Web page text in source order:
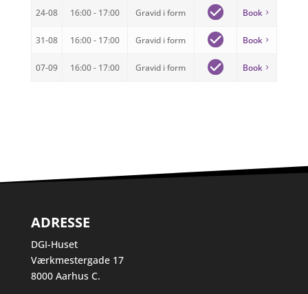
24-08 16:00 - 17:00 Gravid i form Book
31-08 16:00 - 17:00 Gravid i form Book
07-09 16:00 - 17:00 Gravid i form Book
ADRESSE
DGI-Huset
Værkmestergade 17
8000 Aarhus C.